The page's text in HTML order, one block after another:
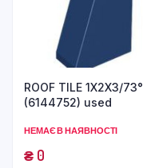
ROOF TILE 1X2X3/73°
(6144752) used
НЕМАЄ В НАЯВНОСТІ
₴0